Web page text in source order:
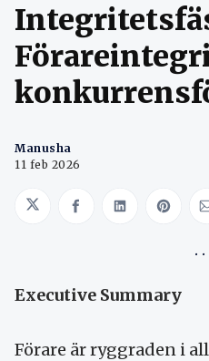
Manusha
11 feb 2026
Share on Twitter
Share onShare on
Executive Summary
Förare är ryggraden i